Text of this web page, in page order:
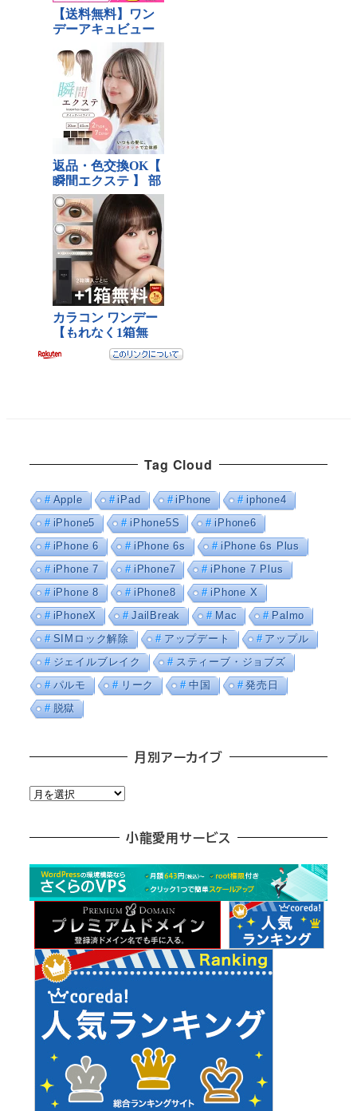
Tag Cloud
Apple iPad iPhone
iphone4
iPhone5
iPhone5S
iPhone6
iPhone 6
iPhone 6s
iPhone 6s Plus
iPhone 7
iPhone7
iPhone 7 Plus
iPhone 8
iPhone8
iPhone X
iPhoneX
JailBreak Mac
Palmo
SIMロック解除
アップデート
アップル
ジェイルブレイク
スティーブ・ジョブズ
パルモ
リーク 中国
発売日
脱獄
月別アーカイブ
月
カ
小龍愛用サービス